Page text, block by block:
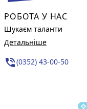
РОБОТА У НАС
Шукаєм таланти
Детальніше
phone_in_talk(0352) 43-00-50